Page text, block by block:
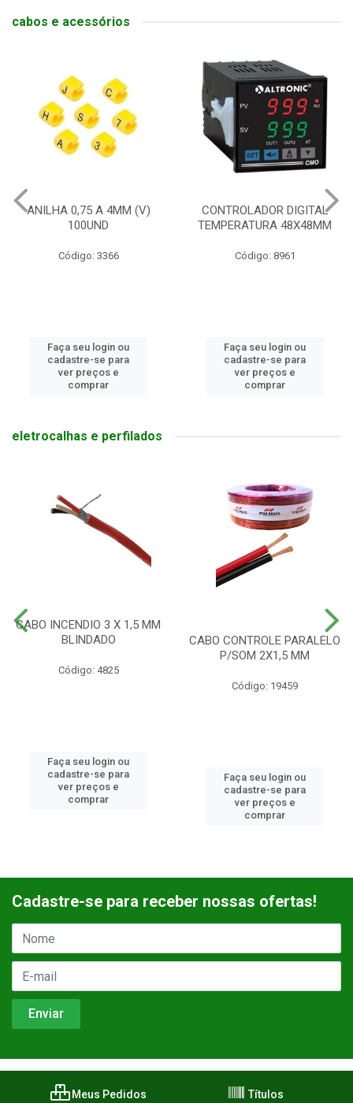
cabos e acessórios
CONTROLADOR DIGITAL
TEMPERATURA 48X48MM
Código: 8961
Faça seu login ou
cadastre-se para
ver preços e
comprar
RELE DE INTER SLIM 6A
1NAF COM BASE 24V
Código: 8638
Faça seu login ou
cadastre-se para
ver preços e
comprar
eletrocalhas e perfilados
CABO INCENDIO 3 X 1,5 MM
BLINDADO
Código: 4825
Faça seu login ou
cadastre-se para
ver preços e
comprar
CABO CONTROLE PARALELO
P/SOM 2X1,5 MM
Código: 19459
Faça seu login ou
cadastre-se para
ver preços e
comprar
Cadastre-se para receber nossas ofertas!
Meus Pedidos Títulos